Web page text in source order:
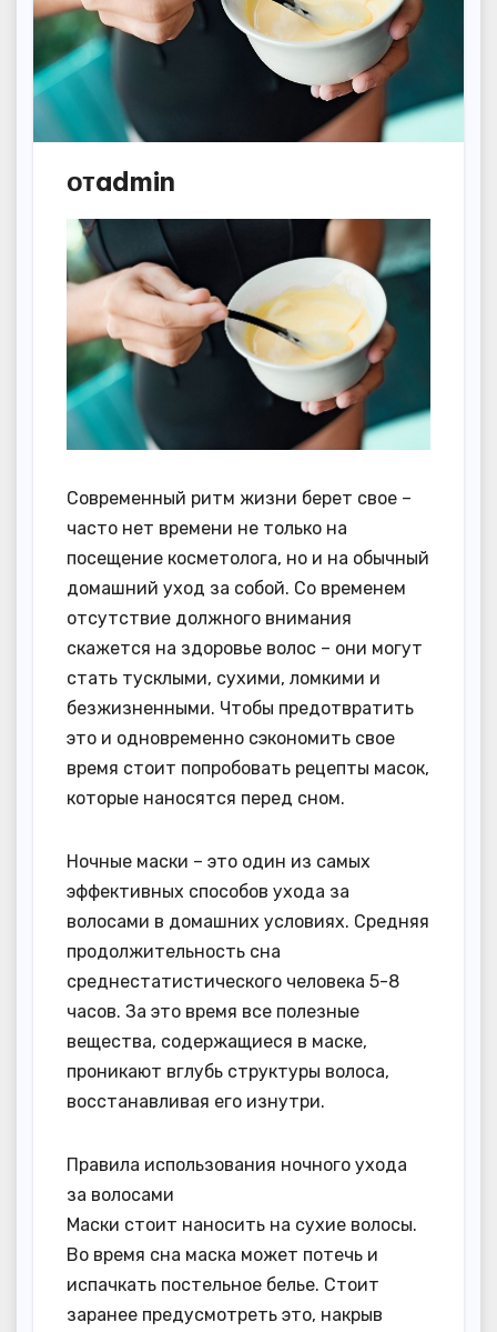
отadmin
Современный ритм жизни берет свое –
часто нет времени не только на
посещение косметолога, но и на обычный
домашний уход за собой. Со временем
отсутствие должного внимания
скажется на здоровье волос – они могут
стать тусклыми, сухими, ломкими и
безжизненными. Чтобы предотвратить
это и одновременно сэкономить свое
время стоит попробовать рецепты масок,
которые наносятся перед сном.
Ночные маски – это один из самых
эффективных способов ухода за
волосами в домашних условиях. Средняя
продолжительность сна
среднестатистического человека 5-8
часов. За это время все полезные
вещества, содержащиеся в маске,
проникают вглубь структуры волоса,
восстанавливая его изнутри.
Правила использования ночного ухода
за волосами
Маски стоит наносить на сухие волосы.
Во время сна маска может потечь и
испачкать постельное белье. Стоит
заранее предусмотреть это, накрыв